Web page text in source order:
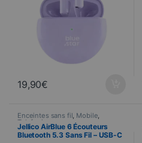
19,90€
Enceintes sans fil, Mobile,
Telefonie
Jellico AirBlue 6 Écouteurs
Bluetooth 5.3 Sans Fil – USB-C